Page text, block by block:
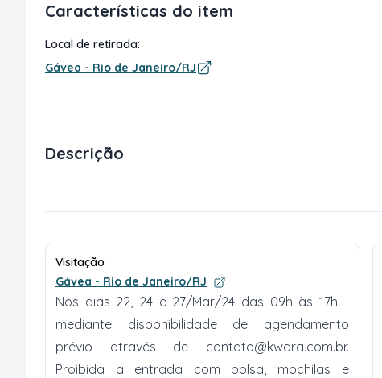
Características do item
Local de retirada:
Gávea - Rio de Janeiro/RJ
Descrição
Visitação
Gávea - Rio de Janeiro/RJ
Nos dias 22, 24 e 27/Mar/24 das 09h às 17h -
mediante disponibilidade de agendamento
prévio através de contato@kwara.com.br.
Proibida a entrada com bolsa, mochilas e